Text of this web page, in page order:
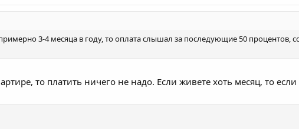
3-4 месяца в году, то оплата слышал за последующие 50 процентов,
то платить ничего не надо. Если живете хоть месяц, то